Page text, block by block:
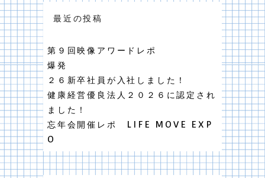
最近の投稿
第９回映像アワードレポ
爆発
２６新卒社員が入社しました！
健康経営優良法人２０２６に認定され
ました！
忘年会開催レポ LIFE MOVE EXP
O